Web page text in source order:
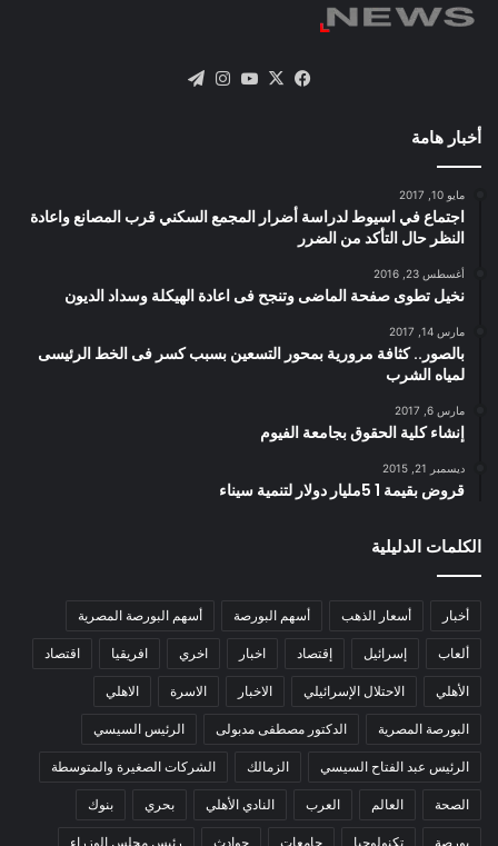
فيسبوك
X يوتيوبانستقرام
أخبار هامة
مايو 10, 2017
اجتماع في اسيوط لدراسة أضرار المجمع السكني قرب المصانع واعادة
النظر حال التأكد من الضرر
أغسطس 23, 2016
نخيل تطوى صفحة الماضى وتنجح فى اعادة الهيكلة وسداد الديون
مارس 14, 2017
بالصور.. كثافة مرورية بمحور التسعين بسبب كسر فى الخط الرئيسى
لمياه الشرب
مارس 6, 2017
إنشاء كلية الحقوق بجامعة الفيوم
ديسمبر 21, 2015
قروض بقيمة 1 5مليار دولار لتنمية سيناء
الكلمات الدليلية
أخبار أسعار الذهب أسهم البورصة أسهم البورصة المصرية
ألعاب إسرائيل إقتصاد اخبار اخري افريقيا اقتصاد
الأهلي الاحتلال الإسرائيلي الاخبار الاسرة الاهلي
البورصة المصرية الدكتور مصطفى مدبولى الرئيس السيسي
الرئيس عبد الفتاح السيسي الزمالك الشركات الصغيرة والمتوسطة
الصحة العالم العرب النادي الأهلي بحري بنوك
بورصة تكنولوجيا جامعات حوادث رئيس مجلس الوزراء